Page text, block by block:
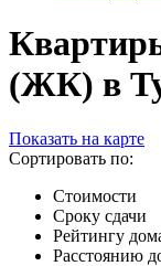
(ЖК) в
Показать на карте
Сортировать по:
Стоимости
Сроку сдачи
Рейтингу
Расстоянию